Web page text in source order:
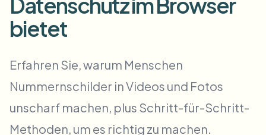
Video-Intelligenz
Viele Videos auf einmal bearbeiten
Massen-Gesichtsweichzeichnung
Hochdurchsatz-Pipelines
Enterprise-Zonen, Richtlinien und Überprüfung
API & SDK
Kontaktformular
bietet
Erfahren Sie, warum Menschen
Nummernschilder in Videos und Fotos
unscharf machen, plus Schritt-für-Schritt-
Methoden, um es richtig zu machen.